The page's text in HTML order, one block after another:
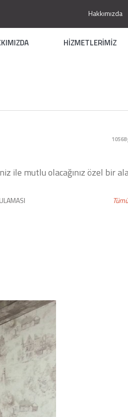
Hakkımızda
HİZMETLERİMİZ
10568
ile mutlu olacağınız özel bir